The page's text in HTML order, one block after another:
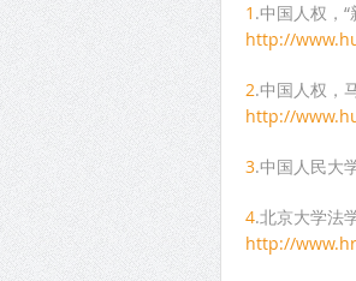
1 .中国人权，
http://
2.中国人权，
http://
3.中国人民大
4.北京大学法
http://